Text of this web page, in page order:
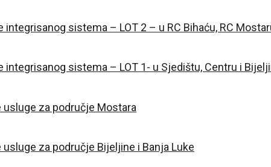
sistema – LOT 2 – u RC Bihaću, RC
sistema – LOT 1- u Sjedištu, Centru i
za područje Mostara
za područje Bijeljine i Banja Luke